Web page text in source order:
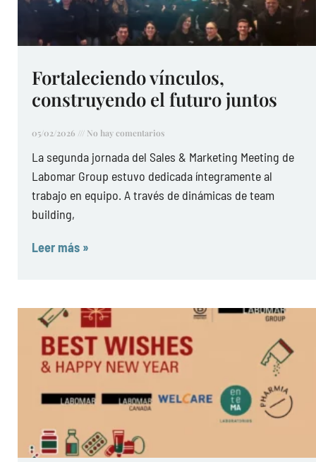
Fortaleciendo vínculos,
construyendo el futuro juntos
05/02/2026 No hay comentarios
La segunda jornada del Sales & Marketing Meeting de
Labomar Group estuvo dedicada íntegramente al
trabajo en equipo. A través de dinámicas de team
building,
Leer más »